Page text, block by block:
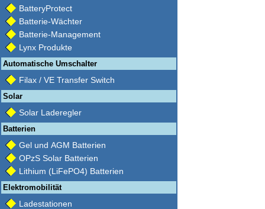
BatteryProtect
Batterie-Wächter
Batterie-Management
Lynx Produkte
Automatische Umschalter
Filax / VE Transfer Switch
Solar
Solar Laderegler
Batterien
Gel und AGM Batterien
OPzS Solar Batterien
Lithium (LiFePO4) Batterien
Elektromobilität
Ladestationen